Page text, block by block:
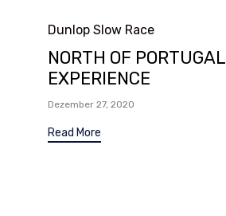
Category
Dunlop Slow Race
NORTH OF PORTUGAL
EXPERIENCE
Dezember 27, 2020
Read More